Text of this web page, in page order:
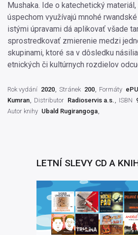
Mushaka. Ide o katechetický
úspechom využívajú mnohé
istými úpravami dá aplikovať všade
sprostredkovať zmierenie medzi
skupinami, ktoré sa v dôsledku
etnických či kultúrnych rozdielov
Rok vydání 2020 Stránek 200 Formáty
Kumran
Distributor Radioservis a.s. ISBN
Autor knihy Ubald Rugirangoga
LETNÍ SLEVY CD A